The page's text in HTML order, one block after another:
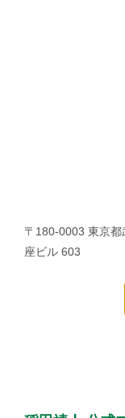
〒180-0003 東京
座ビル 603